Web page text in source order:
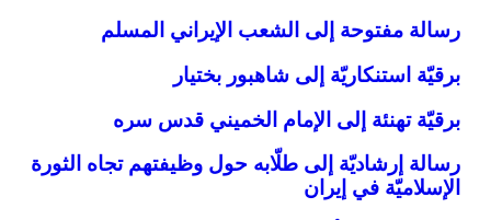
رسالة مفتوحة إلى الشعب الإيراني المسلم
برقيّة استنكاريّة إلى شاهبور بختيار
برقيّة تهنئة إلى الإمام الخميني قدس سره
رسالة إرشاديّة إلى طلّابه حول وظيفتهم تجاه الثورة
الإسلاميّة في إيران‏